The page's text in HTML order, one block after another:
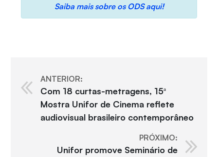
Saiba mais sobre os ODS aqui!
ANTERIOR:
Com 18 curtas-metragens, 15ª
Mostra Unifor de Cinema reflete
audiovisual brasileiro contemporâneo
PRÓXIMO:
Unifor promove Seminário de